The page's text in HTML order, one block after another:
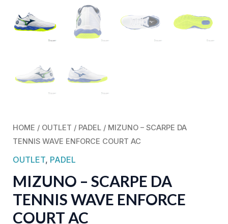
HOME / OUTLET / PADEL/ MIZUNO – SCARPE DA
TENNIS WAVE ENFORCE COURT AC
OUTLET, PADEL
MIZUNO – SCARPE DA
TENNIS WAVE ENFORCE
COURT AC